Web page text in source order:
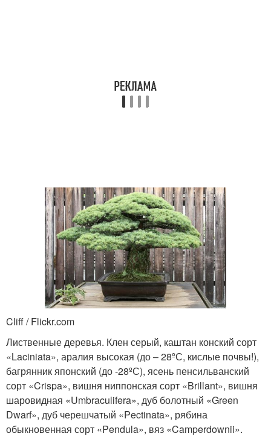
Cliff / Flickr.com
Лиственные деревья. Клен серый, каштан конский сорт
«Laciniata», аралия высокая (до – 28ºС, кислые почвы!),
багрянник японский (до -28ºС), ясень пенсильванский
сорт «Crispa», вишня ниппонская сорт «Brillant», вишня
шаровидная «Umbraculifera», дуб болотный «Green
Dwarf», дуб черешчатый «Pectinata», рябина
обыкновенная сорт «Pendula», вяз «Camperdownii».